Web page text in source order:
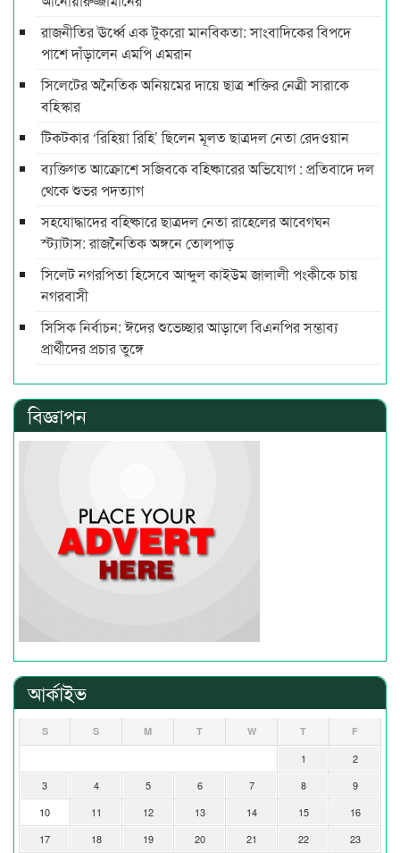
রাজনীতির ঊর্ধ্বে এক টুকরো মানবিকতা: সাংবাদিকের বিপদে
পাশে দাঁড়ালেন এমপি এমরান
সিলেটের অনৈতিক অনিয়মের দায়ে ছাত্র শক্তির নেত্রী সারাকে
বহিস্কার
টিকটকার ‘রিহিয়া রিহি’ ছিলেন মূলত ছাত্রদল নেতা রেদওয়ান
ব্যক্তিগত আক্রোশে সজিবকে বহিষ্কারের অভিযোগ : প্রতিবাদে দল
থেকে শুভর পদত্যাগ
সহযোদ্ধাদের বহিষ্কারে ছাত্রদল নেতা রাহেলের আবেগঘন
স্ট্যাটাস: রাজনৈতিক অঙ্গনে তোলপাড়
সিলেট নগরপিতা হিসেবে আব্দুল কাইউম জালালী পংকীকে চায়
নগরবাসী
সিসিক নির্বাচন: ঈদের শুভেচ্ছার আড়ালে বিএনপির সম্ভাব্য
প্রার্থীদের প্রচার তুঙ্গে
বিজ্ঞাপন
আর্কাইভ
S S M T W T F
1
2
3
4 5 6 7 8
9
10
11 12 13 14 15
16
17
18 19 20 21 22
23